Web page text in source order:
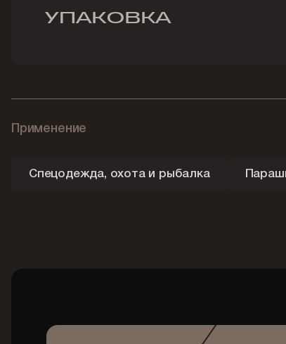
УПАКОВКА
Применение
Спецодежда, охота и рыбалка